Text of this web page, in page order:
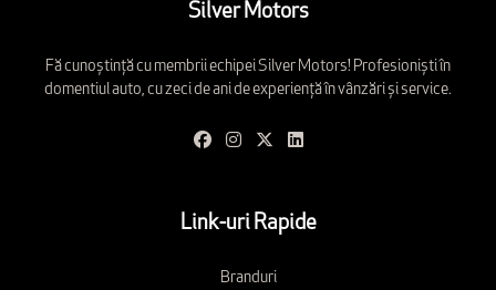
Silver Motors
Fă cunoștință cu membrii echipei Silver Motors! Profesioniști în
domentiul auto, cu zeci de ani de experiență în vânzări și service.
Link-uri Rapide
Branduri